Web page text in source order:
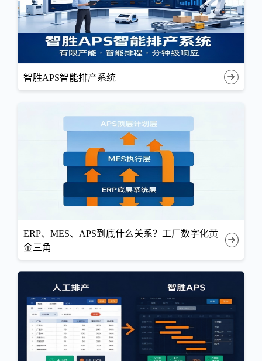
智胜APS智能排产系统
ERP、MES、APS到底什么关系？工厂数字化黄
金三角